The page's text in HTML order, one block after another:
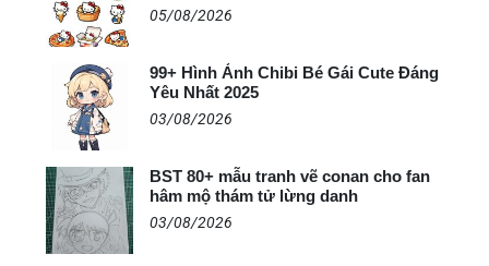
05/08/2026
99+ Hình Ảnh Chibi Bé Gái Cute Đáng
Yêu Nhất 2025
03/08/2026
BST 80+ mẫu tranh vẽ conan cho fan
hâm mộ thám tử lừng danh
03/08/2026